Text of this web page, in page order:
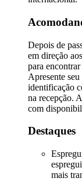
Depois de
em direção
para
Apresente
identificação
na recepção.
com
Destaques
mais